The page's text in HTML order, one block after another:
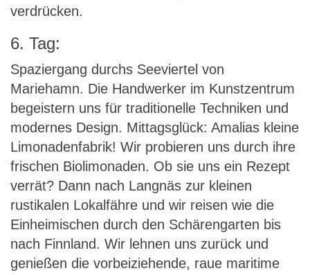
verdrücken.
6. Tag:
Spaziergang durchs Seeviertel von
Mariehamn. Die Handwerker im Kunstzentrum
begeistern uns für traditionelle Techniken und
modernes Design. Mittagsglück: Amalias kleine
Limonadenfabrik! Wir probieren uns durch ihre
frischen Biolimonaden. Ob sie uns ein Rezept
verrät? Dann nach Langnäs zur kleinen
rustikalen Lokalfähre und wir reisen wie die
Einheimischen durch den Schärengarten bis
nach Finnland. Wir lehnen uns zurück und
genießen die vorbeiziehende, raue maritime